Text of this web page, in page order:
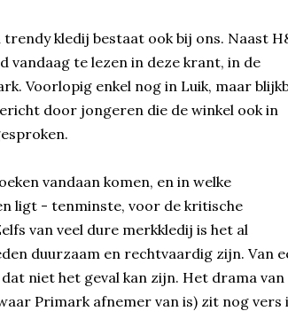
kledij bestaat ook bij ons. Naast
vandaag te lezen in deze krant, in de
Voorlopig enkel nog in Luik, maar
door jongeren die de winkel ook in
vandaan komen, en in welke
ligt - tenminste, voor de kritische
van veel dure merkkledij is het al
duurzaam en rechtvaardig zijn. Van
niet het geval kan zijn. Het drama van
Primark afnemer van is) zit nog vers